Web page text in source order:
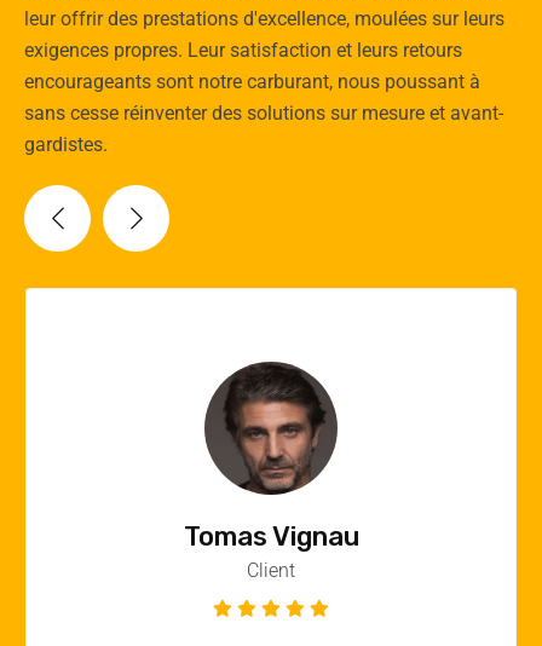
leur offrir des prestations d'excellence, moulées sur leurs
exigences propres. Leur satisfaction et leurs retours
encourageants sont notre carburant, nous poussant à
sans cesse réinventer des solutions sur mesure et avant-
gardistes.
Vincent Quere
Client